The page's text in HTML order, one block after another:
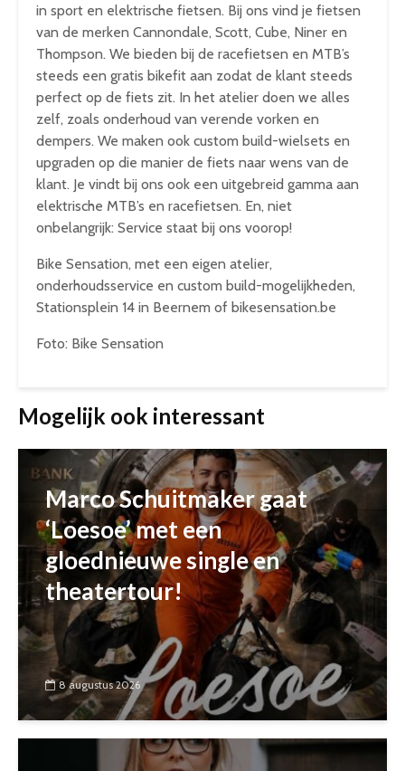
in sport en elektrische fietsen. Bij ons vind je fietsen
van de merken Cannondale, Scott, Cube, Niner en
Thompson. We bieden bij de racefietsen en MTB’s
steeds een gratis bikefit aan zodat de klant steeds
perfect op de fiets zit. In het atelier doen we alles
zelf, zoals onderhoud van verende vorken en
dempers. We maken ook custom build-wielsets en
upgraden op die manier de fiets naar wens van de
klant. Je vindt bij ons ook een uitgebreid gamma aan
elektrische MTB’s en racefietsen. En, niet
onbelangrijk: Service staat bij ons voorop!
Bike Sensation, met een eigen atelier,
onderhoudsservice en custom build-mogelijkheden,
Stationsplein 14 in Beernem of bikesensation.be
Foto: Bike Sensation
Mogelijk ook interessant
Marco Schuitmaker gaat
‘Loesoe’ met een
gloednieuwe single en
theatertour!
8 augustus 2026